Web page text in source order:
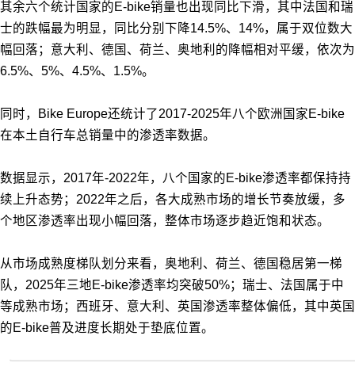
其余六个统计国家的E-bike销量也出现同比下滑，其中法国和瑞
士的跌幅最为明显，同比分别下降14.5%、14%，属于双位数大
幅回落；意大利、德国、荷兰、奥地利的降幅相对平缓，依次为
6.5%、5%、4.5%、1.5%。
同时，Bike Europe还统计了2017-2025年八个欧洲国家E-bike
在本土自行车总销量中的渗透率数据。
数据显示，2017年-2022年，八个国家的E-bike渗透率都保持持
续上升态势；2022年之后，各大成熟市场的增长节奏放缓，多
个地区渗透率出现小幅回落，整体市场逐步趋近饱和状态。
从市场成熟度梯队划分来看，奥地利、荷兰、德国稳居第一梯
队，2025年三地E-bike渗透率均突破50%；瑞士、法国属于中
等成熟市场；西班牙、意大利、英国渗透率整体偏低，其中英国
的E-bike普及进度长期处于垫底位置。